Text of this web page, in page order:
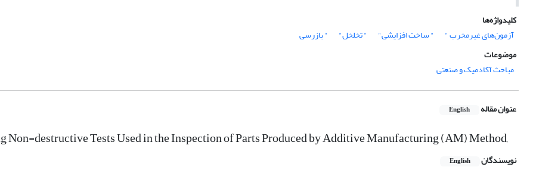
کلیدواژه‌ها
آزمون‌های غیرمخرب "
" ساخت افزایشی" " تخلخل"
" بازرسی
موضوعات
مباحث آکادمیک و صنعتی
عنوان مقاله English
Non-destructive Tests Used in the Inspection of Parts Produced by Additive Manufacturing (AM) Method,
نویسندگان English